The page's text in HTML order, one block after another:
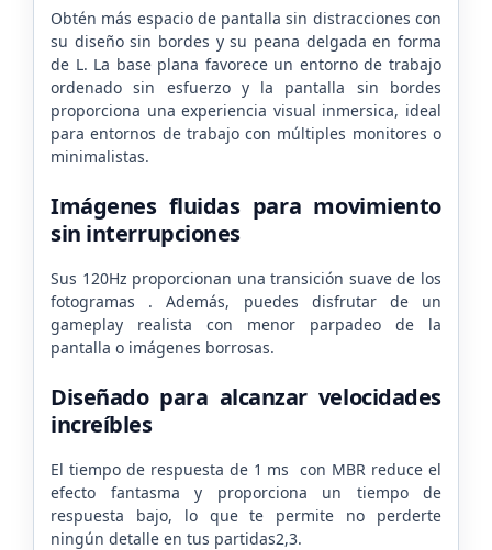
Obtén más espacio de pantalla sin distracciones con
su diseño sin bordes y su peana delgada en forma
de L. La base plana favorece un entorno de trabajo
ordenado sin esfuerzo y la pantalla sin bordes
proporciona una experiencia visual inmersica, ideal
para entornos de trabajo con múltiples monitores o
minimalistas.
Imágenes fluidas para movimiento
sin interrupciones
Sus 120Hz proporcionan una transición suave de los
fotogramas . Además, puedes disfrutar de un
gameplay realista con menor parpadeo de la
pantalla o imágenes borrosas.
Diseñado para alcanzar velocidades
increíbles
El tiempo de respuesta de 1 ms con MBR reduce el
efecto fantasma y proporciona un tiempo de
respuesta bajo, lo que te permite no perderte
ningún detalle en tus partidas2,3.